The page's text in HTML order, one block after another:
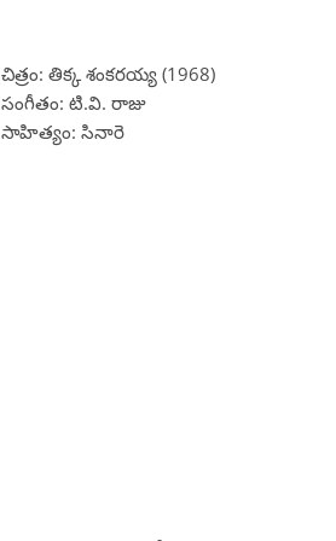
చిత్రం: తిక్క శంకరయ్య (1968)
సంగీతం: టి.వి. రాజు
సాహిత్యం: సినారె